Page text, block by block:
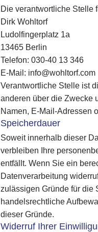
Die verantwortliche Stelle
Dirk Wohltorf
Ludolfingerplatz 1a
13465 Berlin
Telefon: 030-40 13 346
E-Mail: info@wohltorf.com
Verantwortliche Stelle ist
anderen über die Zwecke
Namen, E-Mail-Adressen
Speicherdauer
Soweit innerhalb dieser
verbleiben Ihre
entfällt. Wenn Sie ein
Datenverarbeitung
zulässigen Gründe für die
handelsrechtliche
dieser Gründe.
Widerruf Ihrer